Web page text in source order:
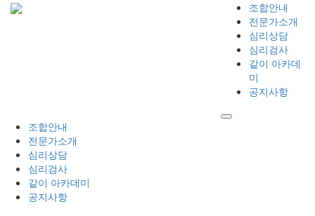
조합안내
전문가소개
심리상담
심리검사
같이 아카데
미
공지사항
조합안내
전문가소개
심리상담
심리검사
같이 아카데미
공지사항